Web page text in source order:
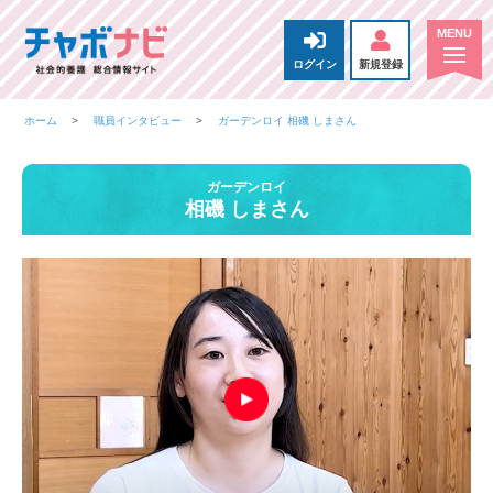
ログイン 新規登録
ホーム 職員インタビュー ガーデンロイ 相磯 しまさん
ガーデンロイ
相磯 しまさん